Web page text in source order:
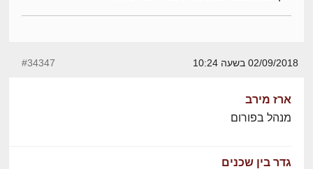
02/09/2018 בשעה 10:24 #34347
ארז מירב
מנהל בפורום
גדר בין שכנים